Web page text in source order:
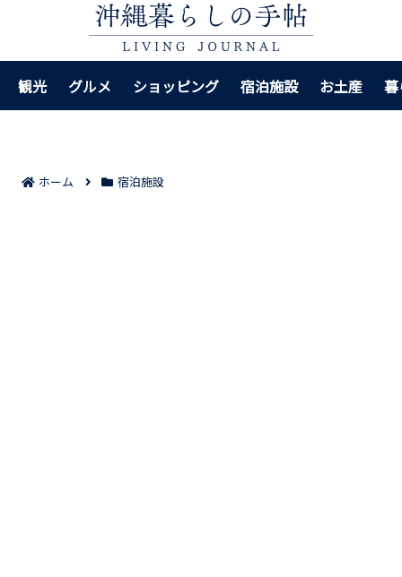
観光 グルメ ショッピング 宿泊施設 お土産
ホーム 宿泊施設